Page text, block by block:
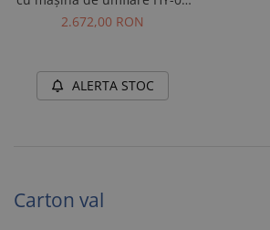
inclusă
2.672,00 RON
ALERTA STOC
Carton val